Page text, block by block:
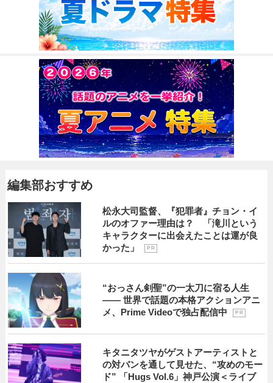
編集部おすすめ
松永大司監督、『犯罪者』チョン・イ
ルのオファー理由は？ 「滝川という
キャラクターに出会えたことは運が良
かった」
P R
“おっさん剣聖”の一太刀に宿る人生
―― 世界で話題の本格アクションアニ
メ、Prime Videoで独占配信中
P R
キタニタツヤがゲストアーティストと
の対バンを通して見せた、“攻めのモー
ド” 「Hugs Vol.6」神戸公演＜ライブ